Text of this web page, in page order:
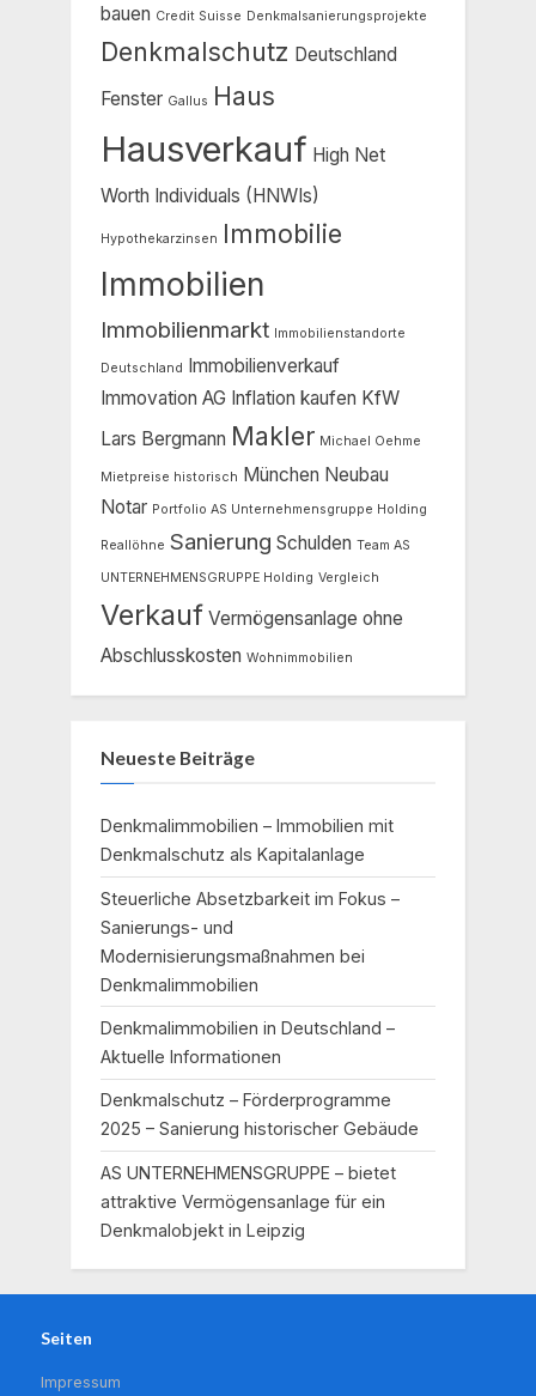
bauen Credit Suisse Denkmalsanierungsprojekte
Denkmalschutz Deutschland
Fenster Gallus Haus
Hausverkauf High Net
Worth Individuals (HNWIs)
Hypothekarzinsen Immobilie
Immobilien
Immobilienmarkt Immobilienstandorte
Deutschland Immobilienverkauf
Immovation AG Inflation kaufen KfW
Lars Bergmann Makler Michael Oehme
Mietpreise historisch München Neubau
Notar Portfolio AS Unternehmensgruppe Holding
Reallöhne Sanierung Schulden Team AS
UNTERNEHMENSGRUPPE Holding Vergleich
Verkauf Vermögensanlage ohne
Abschlusskosten Wohnimmobilien
Neueste Beiträge
Denkmalimmobilien – Immobilien mit
Denkmalschutz als Kapitalanlage
Steuerliche Absetzbarkeit im Fokus –
Sanierungs- und
Modernisierungsmaßnahmen bei
Denkmalimmobilien
Denkmalimmobilien in Deutschland –
Aktuelle Informationen
Denkmalschutz – Förderprogramme
2025 – Sanierung historischer Gebäude
AS UNTERNEHMENSGRUPPE – bietet
attraktive Vermögensanlage für ein
Denkmalobjekt in Leipzig
Seiten
Impressum